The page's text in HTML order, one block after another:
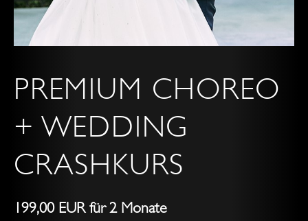
PREMIUM CHOREO
+ WEDDING
CRASHKURS
199,00 EURfür 2 Monate